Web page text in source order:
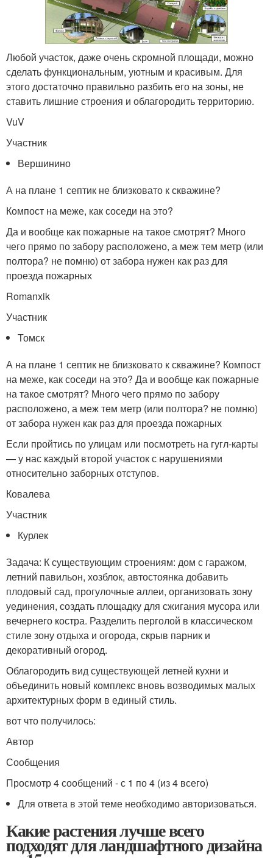
Любой участок, даже очень скромной площади, можно
сделать функциональным, уютным и красивым. Для
этого достаточно правильно разбить его на зоны, не
ставить лишние строения и облагородить территорию.
VuV
Участник
Вершинино
А на плане 1 септик не близковато к скважине?
Компост на меже, как соседи на это?
Да и вообще как пожарные на такое смотрят? Много
чего прямо по забору расположено, а меж тем метр (или
полтора? не помню) от забора нужен как раз для
проезда пожарных
Romanxik
Участник
Томск
А на плане 1 септик не близковато к скважине? Компост
на меже, как соседи на это? Да и вообще как пожарные
на такое смотрят? Много чего прямо по забору
расположено, а меж тем метр (или полтора? не помню)
от забора нужен как раз для проезда пожарных
Если пройтись по улицам или посмотреть на гугл-карты
— у нас каждый второй участок с нарушениями
относительно заборных отступов.
Ковалева
Участник
Курлек
Задача: К существующим строениям: дом с гаражом,
летний павильон, хозблок, автостоянка добавить
плодовый сад, прогулочные аллеи, организовать зону
уединения, создать площадку для сжигания мусора или
вечернего костра. Разделить перголой в классическом
стиле зону отдыха и огорода, скрыв парник и
декоративный огород.
Облагородить вид существующей летней кухни и
объединить новый комплекс вновь возводимых малых
архитектурных форм в единый стиль.
вот что получилось:
Автор
Сообщения
Просмотр 4 сообщений - с 1 по 4 (из 4 всего)
Для ответа в этой теме необходимо авторизоваться.
Какие растения лучше всего
подходят для ландшафтного дизайна